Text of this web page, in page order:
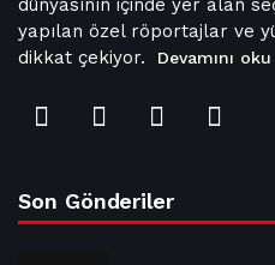
dünyasının içinde yer alan
yapılan özel röportajlar ve
dikkat çekiyor.
Devamını oku
Son Gönderiler